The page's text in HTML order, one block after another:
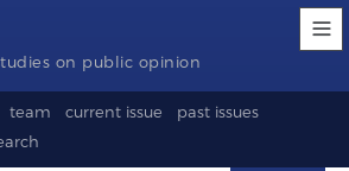
on public opinion
team current issue
past issues